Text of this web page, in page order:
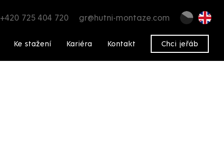
+420 725 404 720 gr@hutni-montaze.com
Ke stažení Kariéra Kontakt Chci jeřáb